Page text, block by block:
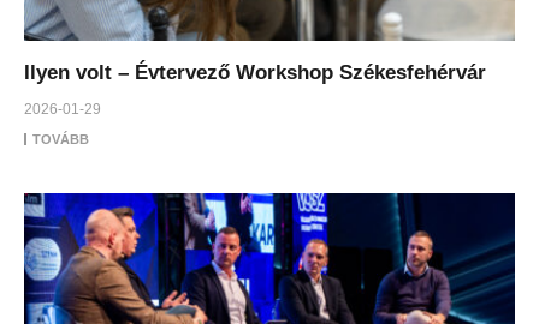
Ilyen volt – Évtervező Workshop Székesfehérvár
2026-01-29
TOVÁBB